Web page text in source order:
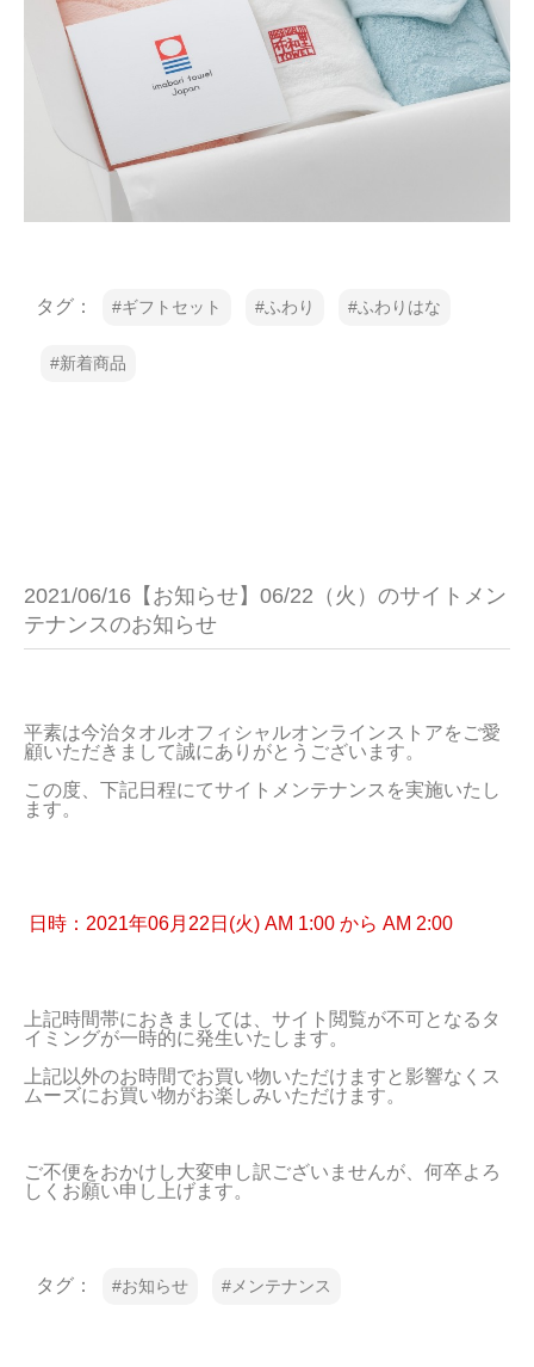
タグ： ギフトセット ふわり ふわりはな
新着商品
2021/06/16【お知らせ】06/22（火）のサイトメン
テナンスのお知らせ
平素は今治タオルオフィシャルオンラインストアをご愛
顧いただきまして誠にありがとうございます。
この度、下記日程にてサイトメンテナンスを実施いたし
ます。
日時：2021年06月22日(火) AM 1:00 から AM 2:00
上記時間帯におきましては、サイト閲覧が不可となるタ
イミングが一時的に発生いたします。
上記以外のお時間でお買い物いただけますと影響なくス
ムーズにお買い物がお楽しみいただけます。
ご不便をおかけし大変申し訳ございませんが、何卒よろ
しくお願い申し上げます。
タグ： お知らせ メンテナンス